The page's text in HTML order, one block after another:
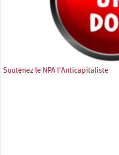
Soutenez le NPA l'Anticapitaliste